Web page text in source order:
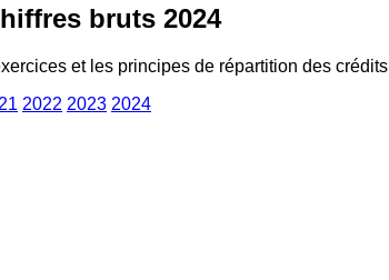
bruts 2024
et les principes de répartition des crédits
2022 2023 2024